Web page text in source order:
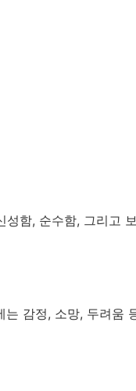
함, 순수함, 그리고
감정, 소망, 두려움